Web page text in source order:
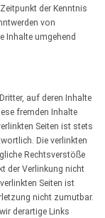
der Kenntnis
von
Inhalte umgehend
auf deren Inhalte
fremden Inhalte
Seiten ist stets
Die verlinkten
Rechtsverstöße
der Verlinkung nicht
Seiten ist
nicht zumutbar.
derartige Links